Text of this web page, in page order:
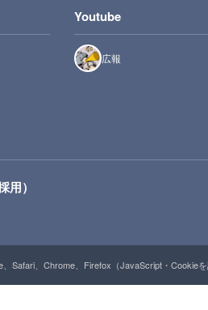
Youtube
広報
用）
Safari、Chrome、Firefox（JavaScript・Cookie